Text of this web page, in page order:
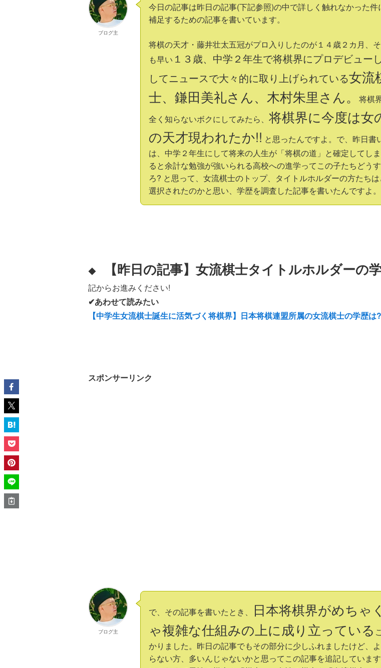
ブログ主
今日の記事は昨日の記事(下記参照)の中で詳しく触れなかった件
補足するための記事を書いています。
将棋の天才・藤井壮太五冠がプロ入りしたのが１４歳２カ月、
も早い １３歳、中学２年生で将棋界にプロデビュー
してニュースで大々的に取り上げられている女流
士、鎌田美礼さん、木村朱里さん。
将棋
全く知らないボクにしてみたら、 将棋界に今度は女
の天才現われたか!! と思ったんですよ。で、昨日書
は、中学２年生にして将来の人生が「将棋の道」と確定してし
ると余計な勉強が強いられる高校への進学ってこの子たちどう
ろ? と思って、女流棋士のトップ、タイトルホルダーの方たちは
選択されたのかと思い、学歴を調査した記事を書いたんですよ。
◆ 【昨日の記事】 女流棋士タイトルホルダーの
記からお進みください!
✔あわせて読みたい
【中学生女流棋士誕生に活気づく将棋界】日本将棋連盟所属の女流棋士の学歴
スポンサーリンク
ブログ主
で、その記事を書いたとき、
日本将棋界がめちゃ
ゃ複雑な仕組みの上に成り立っている
かりました。昨日の記事でもその部分に少しふれましたけど、
らない方、多いんじゃないかと思ってこの記事を追記していま